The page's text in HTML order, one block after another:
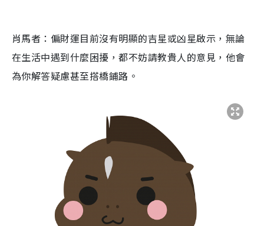
肖馬者：偏財運目前沒有明顯的吉星或凶星啟示，無論
在生活中遇到什麼困擾，都不妨請教貴人的意見，他會
為你解答疑慮甚至搭橋鋪路。